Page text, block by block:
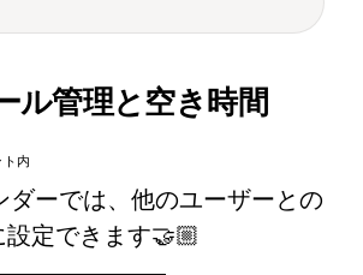
ル管理と空き時間
内
ーでは、他のユーザーとの
定できます🤝🏼